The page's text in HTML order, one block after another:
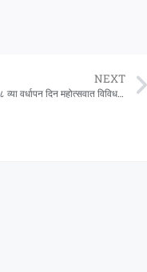
NEXT
श्री देव आदित्य नारायण देवस्थान आरवलीच्या १४८ व्या वर्धापन दिन महोत्सवात विविध कार्यक्रम संपन्न